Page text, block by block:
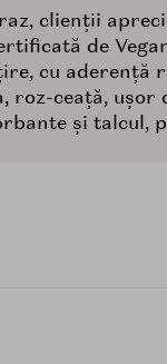
clienții
de
cu aderență
roz-ceață,
și talcul,